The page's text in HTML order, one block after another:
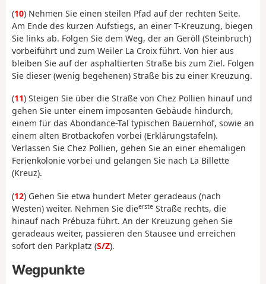
(10) Nehmen Sie einen steilen Pfad auf der rechten Seite.
Am Ende des kurzen Aufstiegs, an einer T-Kreuzung, biegen
Sie links ab. Folgen Sie dem Weg, der an Geröll (Steinbruch)
vorbeiführt und zum Weiler La Croix führt. Von hier aus
bleiben Sie auf der asphaltierten Straße bis zum Ziel. Folgen
Sie dieser (wenig begehenen) Straße bis zu einer Kreuzung.
(11) Steigen Sie über die Straße von Chez Pollien hinauf und
gehen Sie unter einem imposanten Gebäude hindurch,
einem für das Abondance-Tal typischen Bauernhof, sowie an
einem alten Brotbackofen vorbei (Erklärungstafeln).
Verlassen Sie Chez Pollien, gehen Sie an einer ehemaligen
Ferienkolonie vorbei und gelangen Sie nach La Billette
(Kreuz).
(12) Gehen Sie etwa hundert Meter geradeaus (nach
Westen) weiter. Nehmen Sie dieerste Straße rechts, die
hinauf nach Prébuza führt. An der Kreuzung gehen Sie
geradeaus weiter, passieren den Stausee und erreichen
sofort den Parkplatz (S/Z).
Wegpunkte